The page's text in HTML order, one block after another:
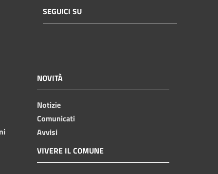
SEGUICI SU
NOVITÀ
Notizie
Comunicati
Avvisi
VIVERE IL COMUNE